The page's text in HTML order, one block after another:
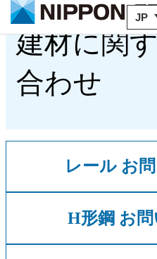
JP
サイト内検索 メニュ
建材に関
合わせ
レール お
H形鋼 お